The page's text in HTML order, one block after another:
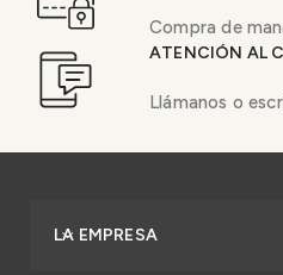
Compra de
ATENCIÓN AL
Llámanos o
LA EMPRESA